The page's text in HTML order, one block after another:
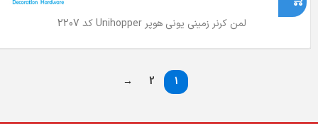
لمن کرنر زمینی یونی هوپر Unihopper کد 2207
1
2
→